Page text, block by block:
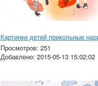
Просмотров: 251
Добавлено: 2015-05-13 15:02:02